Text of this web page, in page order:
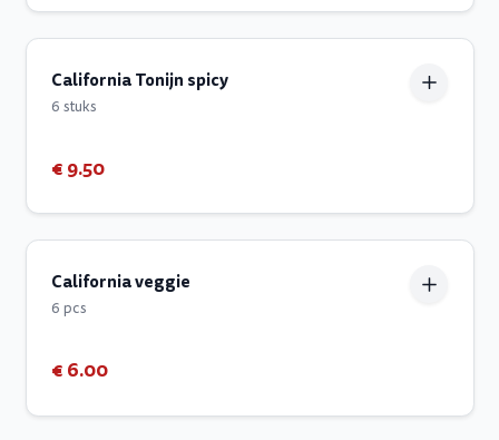
California Tonijn spicy
6 stuks
€ 9.50
California veggie
6 pcs
€ 6.00